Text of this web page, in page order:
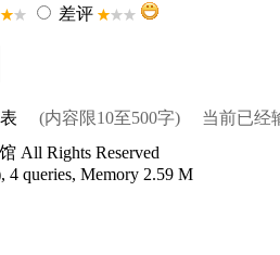
差评
表 (内容限10至500字) 当前已经
All Rights Reserved
4 queries, Memory 2.59 M